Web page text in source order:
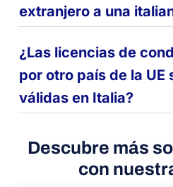
extranjero a una
¿Las licencias de
por otro país de la UE
válidas en Italia?
Descubre más
con